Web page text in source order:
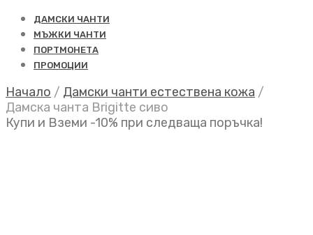
ДАМСКИ ЧАНТИ
МЪЖКИ ЧАНТИ
ПОРТМОНЕТА
ПРОМОЦИИ
Начало / Дамски чанти естествена кожа /
Дамска чанта Brigitte сиво
Купи и Вземи -10% при следваща поръчка!